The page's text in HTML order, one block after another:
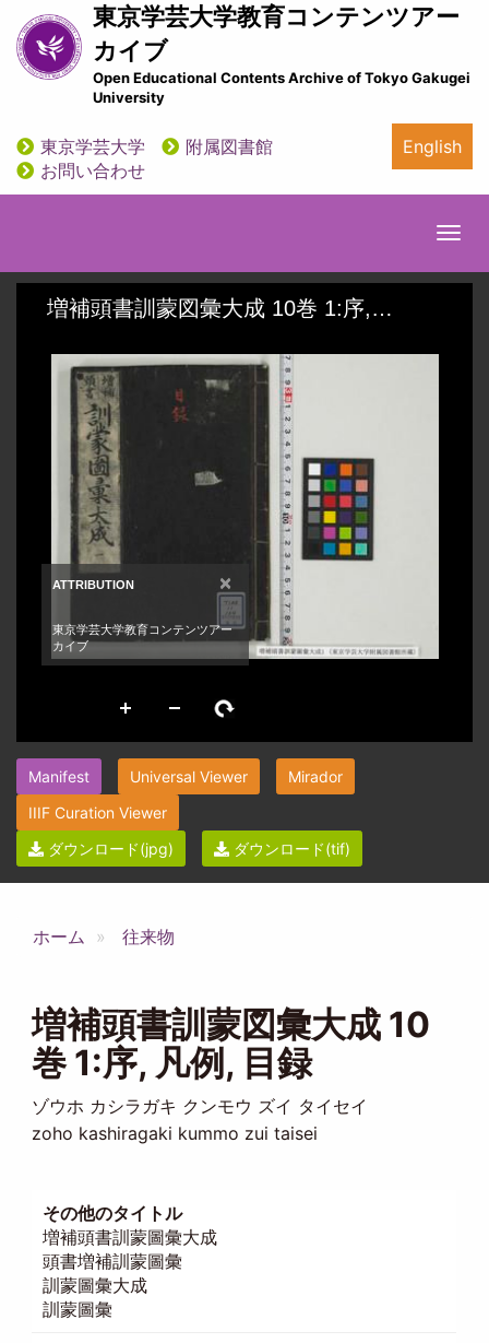
イ
ン
ン
ツ
東京学芸大学教育コンテンツアー
カイブ
Open Educational Contents Archive of Tokyo Gakugei
University
utility
東京学芸大学
附属図書館
お問い合わせ
English
Manifest Universal Viewer
Mirador
IIIF Curation Viewer
ダウンロード(jpg)
ダウンロード(tif)
ホーム 往来物
増補頭書訓蒙図彙大成 10
巻 1:序, 凡例, 目録
ゾウホ カシラガキ クンモウ ズイ タイセイ
zoho kashiragaki kummo zui taisei
その他のタイトル
増補頭書訓蒙圖彙大成
頭書増補訓蒙圖彙
訓蒙圖彙大成
訓蒙圖彙